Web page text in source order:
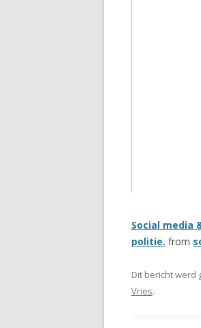
Social media
politie. from
Dit bericht werd
Vries.